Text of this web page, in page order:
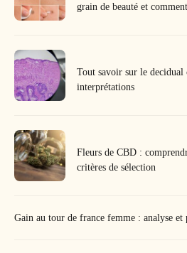
grain de beauté et
Tout savoir sur le decidual
interprétations
Fleurs de CBD :
critères de sélection
Gain au tour de france femme : analyse et